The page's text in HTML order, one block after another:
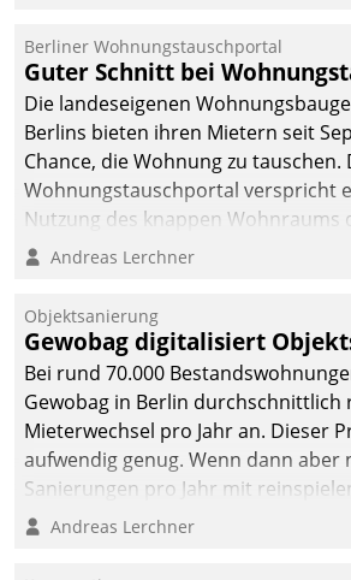
Berliner Wohnungstauschportal
Guter Schnitt bei
Die landeseigenen
Berlins bieten ihren Mietern seit
Chance, die Wohnung zu tauschen.
Wohnungstauschportal verspricht
Nutzung des knappen Wohnraums
Anwendungsfall für Datatrains
Unternehmen.
Andreas Lerchner
Objektsanierung
Gewobag digitalisiert
Bei rund 70.000
Gewobag in Berlin durchschnittlich
Mieterwechsel pro Jahr an. Dieser
aufwendig genug. Wenn dann aber
Sanierungen pro Jahr mit
Betreuungs- und
Andreas Lerchner